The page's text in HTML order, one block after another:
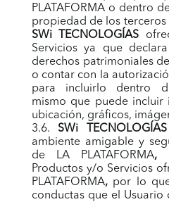
PLATAFORMA o dentro
propiedad de los terceros
SWi TECNOLOGÍAS
Servicios ya que
derechos patrimoniales
o contar con la
para incluirlo dentro
mismo que puede incluir
ubicación, gráficos,
3.6. SWi TECNOLOGÍAS
ambiente amigable y
de LA PLATAFORMA,
Productos y/o Servicios
PLATAFORMA, por lo
conductas que el Usuario